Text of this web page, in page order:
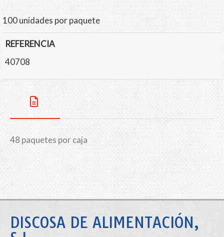
100 unidades por paquete
REFERENCIA
40708
48 paquetes por caja
DISCOSA DE ALIMENTACIÓN,